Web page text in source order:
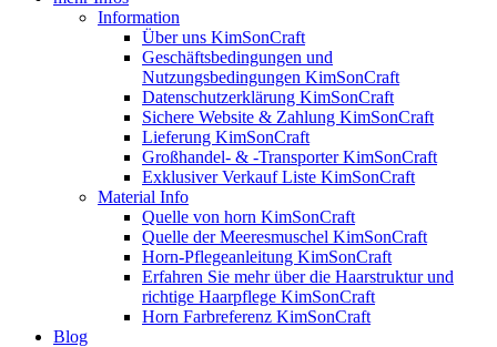
Information
Über uns KimSonCraft
Geschäftsbedingungen und
Nutzungsbedingungen KimSonCraft
Datenschutzerklärung KimSonCraft
Sichere Website & Zahlung KimSonCraft
Lieferung KimSonCraft
Großhandel- & -Transporter KimSonCraft
Exklusiver Verkauf Liste KimSonCraft
Material Info
Quelle von horn KimSonCraft
Quelle der Meeresmuschel KimSonCraft
Horn-Pflegeanleitung KimSonCraft
Erfahren Sie mehr über die Haarstruktur und
richtige Haarpflege KimSonCraft
Horn Farbreferenz KimSonCraft
Blog